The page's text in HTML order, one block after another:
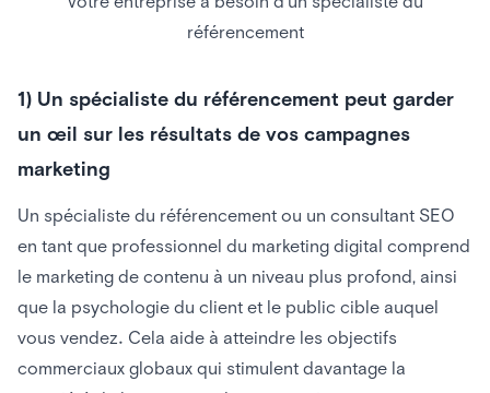
référencement
1) Un spécialiste du référencement peut garder
un œil sur les résultats de vos campagnes
marketing
Un spécialiste du référencement ou un consultant SEO
en tant que professionnel du marketing digital comprend
le marketing de contenu à un niveau plus profond, ainsi
que la psychologie du client et le public cible auquel
vous vendez. Cela aide à atteindre les objectifs
commerciaux globaux qui stimulent davantage la